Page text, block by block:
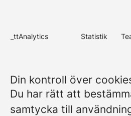
_ttAnalytics Statistik
Din kontroll över
Du har rätt att
samtycka till